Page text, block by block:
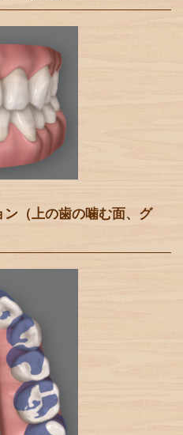
（上の歯の噛む面、グ